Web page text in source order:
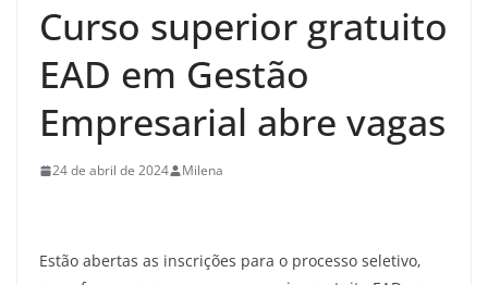
Curso superior gratuito
EAD em Gestão
Empresarial abre vagas
24 de abril de 2024 Milena
Estão abertas as inscrições para o processo seletivo,